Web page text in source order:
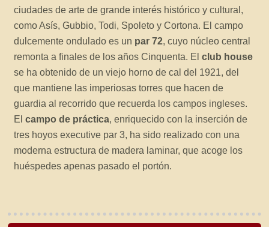
ciudades de arte de grande interés histórico y cultural,
como Asís, Gubbio, Todi, Spoleto y Cortona. El campo
dulcemente ondulado es un par 72, cuyo núcleo central
remonta a finales de los años Cinquenta. Elclub house
se ha obtenido de un viejo horno de cal del 1921, del
que mantiene las imperiosas torres que hacen de
guardia al recorrido que recuerda los campos ingleses.
Elcampo de práctica, enriquecido con la inserción de
tres hoyos executive par 3, ha sido realizado con una
moderna estructura de madera laminar, que acoge los
huéspedes apenas pasado el portón.